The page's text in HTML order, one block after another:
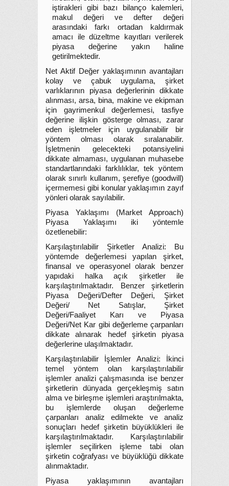
iştirakleri gibi bazı bilanço kalemleri,
makul değeri ve defter değeri
arasındaki farkı ortadan kaldırmak
amacı ile düzeltme kayıtları verilerek
piyasa değerine yakın haline
getirilmektedir.
Net Aktif Değer yaklaşımının avantajları
kolay ve çabuk uygulama, şirket
varlıklarının piyasa değerlerinin dikkate
alınması, arsa, bina, makine ve ekipman
için gayrimenkul değerlemesi, tasfiye
değerine ilişkin gösterge olması, zarar
eden işletmeler için uygulanabilir bir
yöntem olması olarak sıralanabilir.
İşletmenin gelecekteki potansiyelini
dikkate almaması, uygulanan muhasebe
standartlarındaki farklılıklar, tek yöntem
olarak sınırlı kullanım, şerefiye (goodwill)
içermemesi gibi konular yaklaşımın zayıf
yönleri olarak sayılabilir.
Piyasa Yaklaşımı (Market Approach)
Piyasa Yaklaşımı iki yöntemle
özetlenebilir:
Karşılaştırılabilir Şirketler Analizi: Bu
yöntemde değerlemesi yapılan şirket,
finansal ve operasyonel olarak benzer
yapıdaki halka açık şirketler ile
karşılaştırılmaktadır. Benzer şirketlerin
Piyasa Değeri/Defter Değeri, Şirket
Değeri/ Net Satışlar, Şirket
Değeri/Faaliyet Karı ve Piyasa
Değeri/Net Kar gibi değerleme çarpanları
dikkate alınarak hedef şirketin piyasa
değerlerine ulaşılmaktadır.
Karşılaştırılabilir İşlemler Analizi: İkinci
temel yöntem olan karşılaştırılabilir
işlemler analizi çalışmasında ise benzer
şirketlerin dünyada gerçekleşmiş satın
alma ve birleşme işlemleri araştırılmakta,
bu işlemlerde oluşan değerleme
çarpanları analiz edilmekte ve analiz
sonuçları hedef şirketin büyüklükleri ile
karşılaştırılmaktadır. Karşılaştırılabilir
işlemler seçilirken işleme tabi olan
şirketin coğrafyası ve büyüklüğü dikkate
alınmaktadır.
Piyasa yaklaşımının avantajları